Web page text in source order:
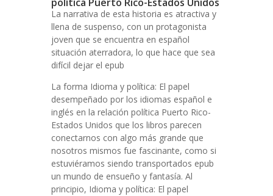
La narrativa de esta historia es atractiva y
llena de suspenso, con un protagonista
joven que se encuentra en español
situación aterradora, lo que hace que sea
difícil dejar el epub
La forma Idioma y política: El papel
desempeñado por los idiomas español e
inglés en la relación política Puerto Rico-
Estados Unidos que los libros parecen
conectarnos con algo más grande que
nosotros mismos fue fascinante, como si
estuviéramos siendo transportados epub
un mundo de ensueño y fantasía. Al
principio, Idioma y política: El papel